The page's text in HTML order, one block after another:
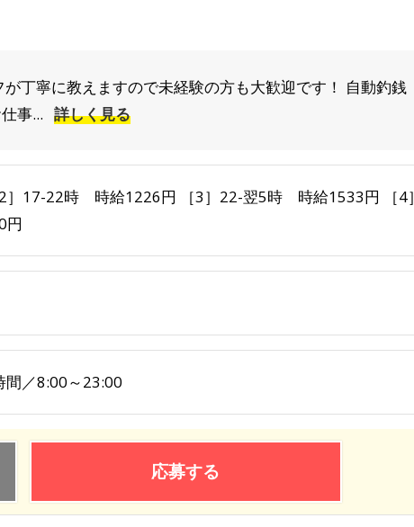
丁寧に教えますので未経験の方も大歓迎です！ 自動釣銭
事... 詳しく見る
］17-22時 時給1226円 ［3］22-翌5時 時給1533円 ［4］
円
間／8:00～23:00
応募する